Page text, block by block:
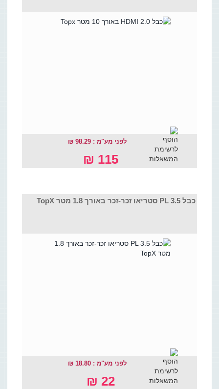
לפני מע"מ : 98.29 ₪
115 ₪
כבל PL 3.5 סטריאו זכר-זכר באורך 1.8 מטר TopX
לפני מע"מ : 18.80 ₪
22 ₪